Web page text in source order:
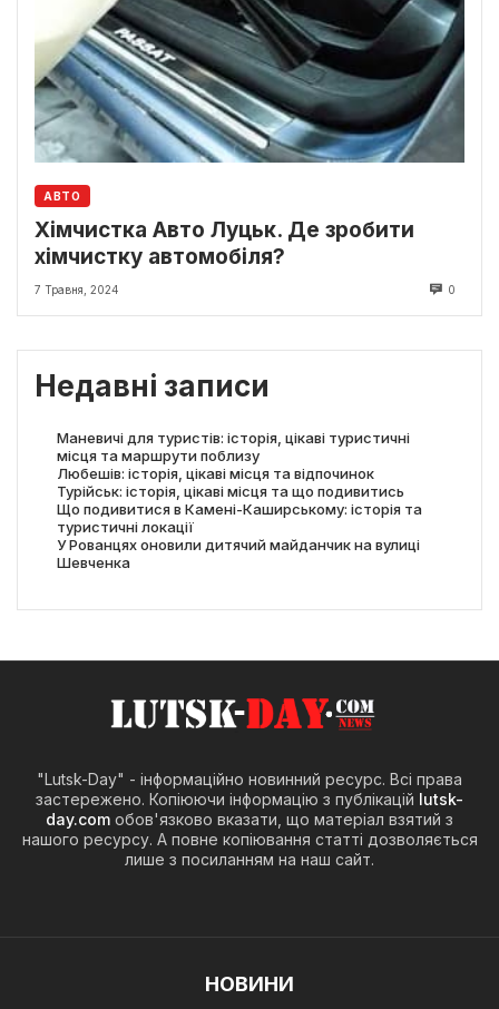
АВТО
Хімчистка Авто Луцьк. Де зробити
хімчистку автомобіля?
7 Травня, 2024 0
Недавні записи
Маневичі для туристів: історія, цікаві туристичні
місця та маршрути поблизу
Любешів: історія, цікаві місця та відпочинок
Турійськ: історія, цікаві місця та що подивитись
Що подивитися в Камені-Каширському: історія та
туристичні локації
У Рованцях оновили дитячий майданчик на вулиці
Шевченка
"Lutsk-Day" - інформаційно новинний ресурс. Всі права
застережено. Копіюючи інформацію з публікацій lutsk-
day.com обов'язково вказати, що матеріал взятий з
нашого ресурсу. А повне копіювання статті дозволяється
лише з посиланням на наш сайт.
НОВИНИ